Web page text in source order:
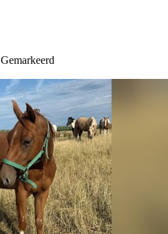
Gemarkeerd